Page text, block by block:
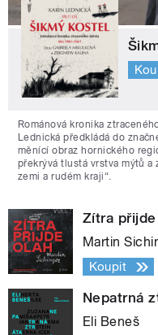
Románová kronika
Lednická předkládá do
měnící obraz hornického
překrývá tlustá vrstva mýtů a
zemi a rudém kraji“.
Zítra přijde
Martin
Koupit
Nepatrná
Eli Beneš